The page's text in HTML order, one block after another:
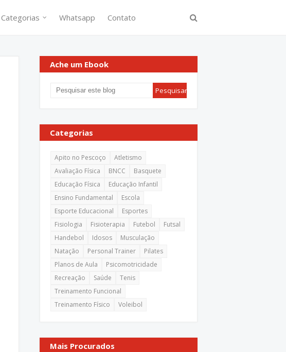
Categorias Whatsapp Contato
Ache um Ebook
Categorias
Apito no Pescoço
Atletismo
Avaliação Física
BNCC
Basquete
Educação Física
Educação Infantil
Ensino Fundamental
Escola
Esporte Educacional
Esportes
Fisiologia
Fisioterapia Futebol
Futsal
Handebol
Idosos
Musculação
Natação
Personal Trainer
Pilates
Planos de Aula
Psicomotricidade
Recreação
Saúde
Tenis
Treinamento Funcional
Treinamento Físico
Voleibol
Mais Procurados